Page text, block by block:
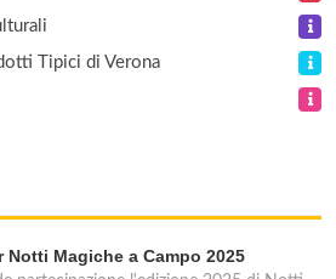
, Malcesine
Tipici di Verona
Magiche a Campo 2025